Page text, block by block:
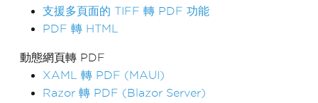
支援多頁面的 TIFF 轉 PDF 功能
PDF 轉 HTML
動態網頁轉 PDF
XAML 轉 PDF (MAUI)
Razor 轉 PDF (Blazor Server)